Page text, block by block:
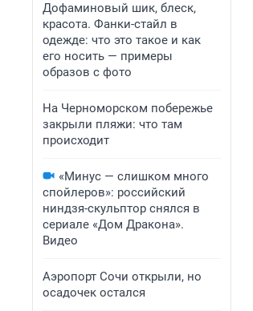
Дофаминовый шик, блеск,
красота. Фанки-стайл в
одежде: что это такое и как
его носить — примеры
образов с фото
На Черноморском побережье
закрыли пляжи: что там
происходит
«Минус — слишком много
спойлеров»: российский
ниндзя-скульптор снялся в
сериале «Дом Дракона».
Видео
Аэропорт Сочи открыли, но
осадочек остался